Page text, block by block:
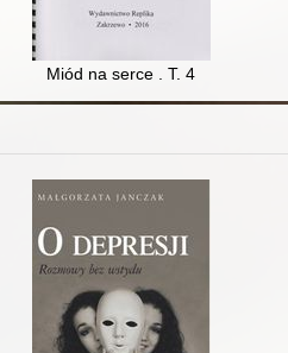
zostać prezydentem?. T. 3
Miód na serce . T. 4